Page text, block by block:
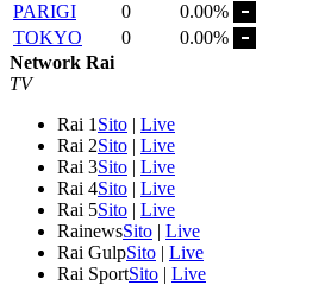
PARIGI
0
0.00%
TOKYO
0
0.00%
Network Rai
TV
Rai 1 Sito | Live
Rai 2Sito | Live
Rai 3Sito | Live
Rai 4Sito | Live
Rai 5Sito | Live
RainewsSito | Live
Rai GulpSito | Live
Rai SportSito | Live